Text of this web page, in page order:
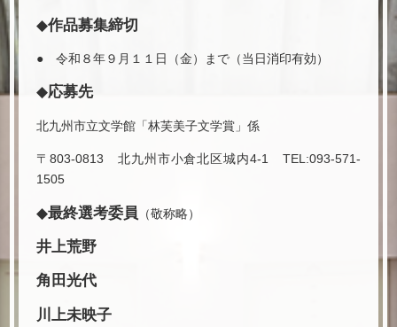
◆作品募集締切
● 令和８年９月１１日（金）まで（当日消印有効）
◆応募先
北九州市立文学館「林芙美子文学賞」係
〒803-0813 北九州市小倉北区城内4-1 TEL:093-571-
1505
◆最終選考委員 （敬称略）
井上荒野
角田光代
川上未映子